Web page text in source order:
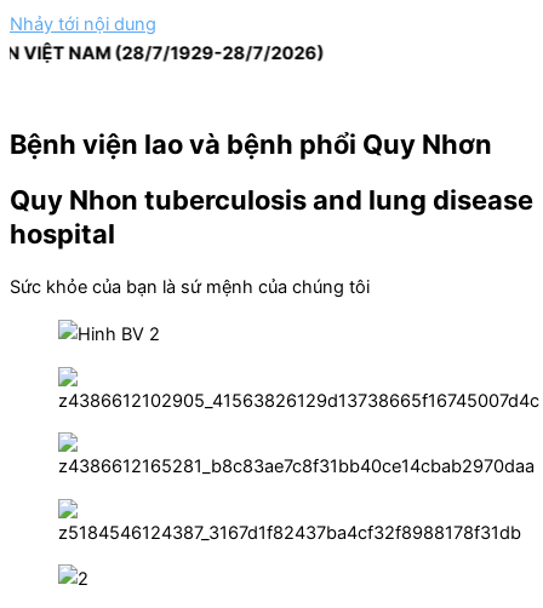
Nhảy tới nội dung
NAM (28/7/1929-28/7/2026)
Bệnh viện lao và bệnh phổi Quy Nhơn
Quy Nhon tuberculosis and lung disease
hospital
Sức khỏe của bạn là sứ mệnh của chúng tôi